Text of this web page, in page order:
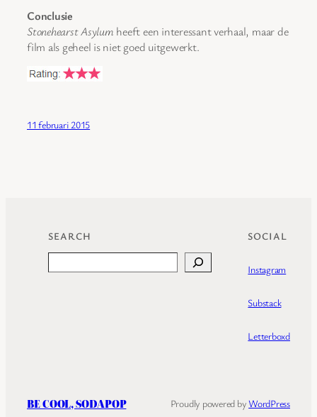
Conclusie
Stonehearst Asylum heeft een interessant verhaal, maar de
film als geheel is niet goed uitgewerkt.
11 februari 2015
SEARCH SOCIAL
Instagram
Substack
Letterboxd
BE COOL, SODAPOP Proudly powered byWordPress